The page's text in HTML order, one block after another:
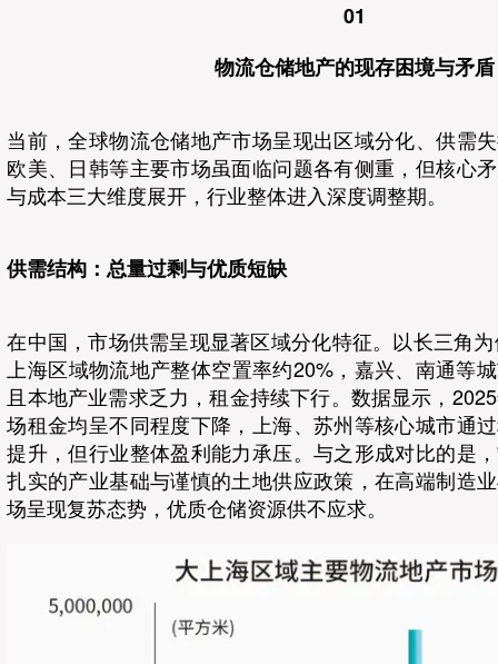
01
物流仓储地产的现存困境与矛盾
当前，全球物流仓储地产市场呈现出区域分化、供需
欧美、日韩等主要市场虽面临问题各有侧重，但核心
与成本三大维度展开，行业整体进入深度调整期。
供需结构：总量过剩与优质短缺
在中国，市场供需呈现显著区域分化特征。以长三角
上海区域物流地产整体空置率约20%，嘉兴、南通等
且本地产业需求乏力，租金持续下行。数据显示，
场租金均呈不同程度下降，上海、苏州等核心城市通
提升，但行业整体盈利能力承压。与之形成对比的是
扎实的产业基础与谨慎的土地供应政策，在高端制造
场呈现复苏态势，优质仓储资源供不应求。